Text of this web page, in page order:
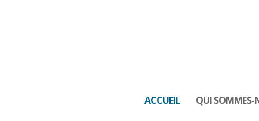
ACCUEIL QUI SOMMES-